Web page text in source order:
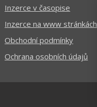
Inzerce v časopise
Inzerce na www stránkách
Obchodní podmínky
Ochrana osobních údajů